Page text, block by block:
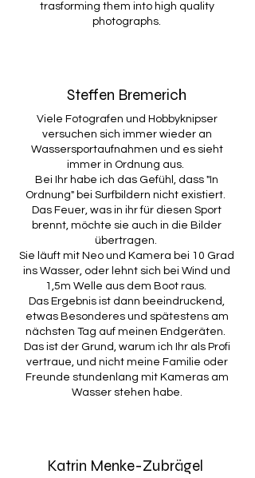
trasforming them into high quality
photographs.
Steffen Bremerich
Viele Fotografen und Hobbyknipser
versuchen sich immer wieder an
Wassersportaufnahmen und es sieht
immer in Ordnung aus.
Bei Ihr habe ich das Gefühl, dass "In
Ordnung" bei Surfbildern nicht existiert.
Das Feuer, was in ihr für diesen Sport
brennt, möchte sie auch in die Bilder
übertragen.
Sie läuft mit Neo und Kamera bei 10 Grad
ins Wasser, oder lehnt sich bei Wind und
1,5m Welle aus dem Boot raus.
Das Ergebnis ist dann beeindruckend,
etwas Besonderes und spätestens am
nächsten Tag auf meinen Endgeräten.
Das ist der Grund, warum ich Ihr als Profi
vertraue, und nicht meine Familie oder
Freunde stundenlang mit Kameras am
Wasser stehen habe.
Katrin Menke-Zubrägel